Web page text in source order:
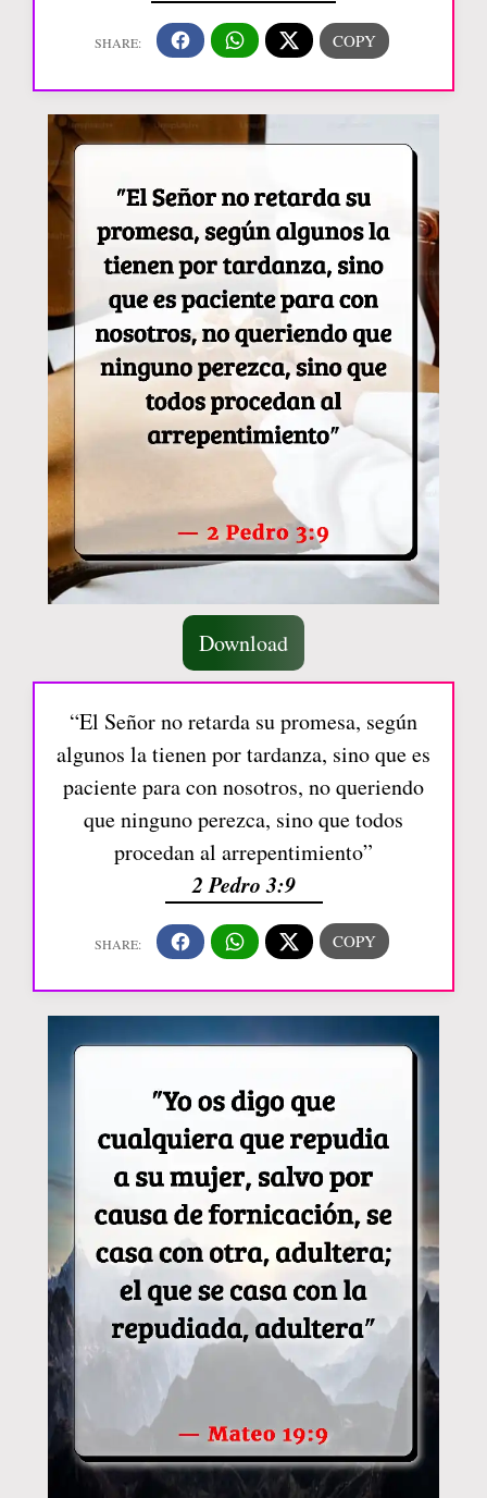
Download
“El Señor no retarda su promesa, según
algunos la tienen por tardanza, sino que es
paciente para con nosotros, no queriendo
que ninguno perezca, sino que todos
procedan al arrepentimiento”
2 Pedro 3:9